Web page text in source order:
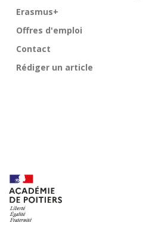
Erasmus+
Offres d'emploi
Contact
Rédiger un article